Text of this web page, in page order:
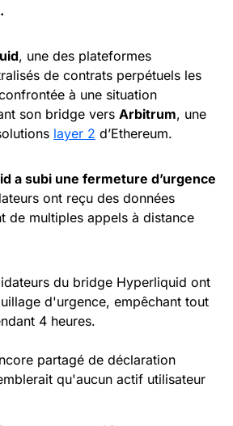
, une des plateformes
de contrats perpétuels les
à une situation
son bridge vers Arbitrum, une
layer 2 d’Ethereum.
a subi une fermeture d’urgence
ont reçu des données
de multiples appels à distance
du bridge Hyperliquid ont
d'urgence, empêchant tout
4 heures.
partagé de déclaration
qu'aucun actif utilisateur